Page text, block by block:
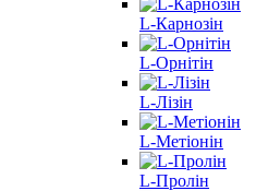
L-Карнозін
L-Орнітін
L-Лізін
L-Метіонін
L-Пролін